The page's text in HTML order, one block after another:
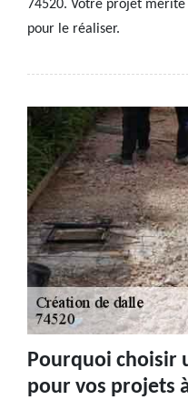
74520. Votre projet
pour le réaliser.
Pourquoi choisir
pour vos projets